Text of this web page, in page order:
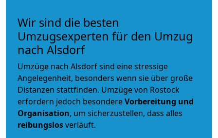
Wir sind die besten
Umzugsexperten für den Umzug
nach Alsdorf
Umzüge nach Alsdorf sind eine stressige
Angelegenheit, besonders wenn sie über große
Distanzen stattfinden. Umzüge von Rostock
erfordern jedoch besondereVorbereitung und
Organisation, um sicherzustellen, dass alles
reibungslosverläuft.